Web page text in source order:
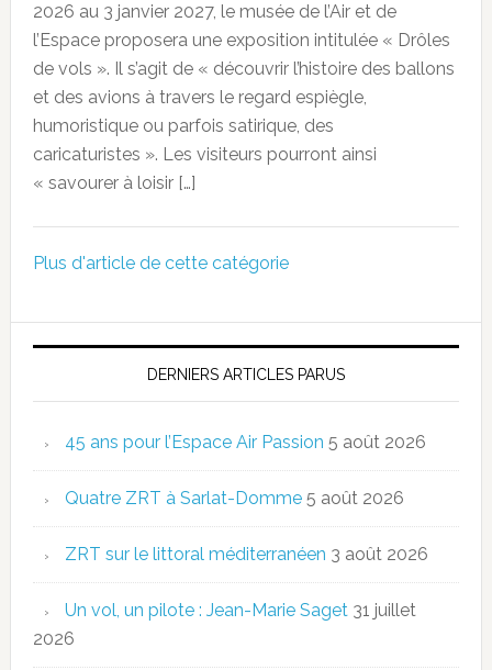
2026 au 3 janvier 2027, le musée de l’Air et de
l’Espace proposera une exposition intitulée « Drôles
de vols ». Il s’agit de « découvrir l’histoire des ballons
et des avions à travers le regard espiègle,
humoristique ou parfois satirique, des
caricaturistes ». Les visiteurs pourront ainsi
« savourer à loisir […]
Plus d'article de cette catégorie
DERNIERS ARTICLES PARUS
45 ans pour l’Espace Air Passion 5 août 2026
Quatre ZRT à Sarlat-Domme 5 août 2026
ZRT sur le littoral méditerranéen 3 août 2026
Un vol, un pilote : Jean-Marie Saget 31 juillet
2026